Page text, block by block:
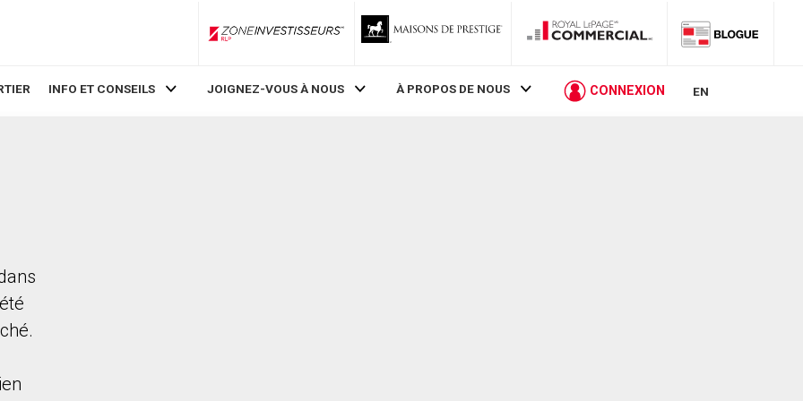
ZoneInvestisseurs RLP
INFO ET CONSEILS JOIGNEZ-VOUS À NOUS À PROPOS DE NOUS CONNEXION EN